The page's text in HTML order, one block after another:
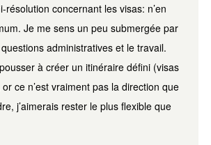
résolution concernant les visas: n’en
Je me sens un peu submergée par
administratives et le travail.
à créer un itinéraire défini (visas
ce n’est vraiment pas la direction que
j’aimerais rester le plus flexible que